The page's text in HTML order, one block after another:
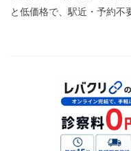
と低価格で、駅近・予約不